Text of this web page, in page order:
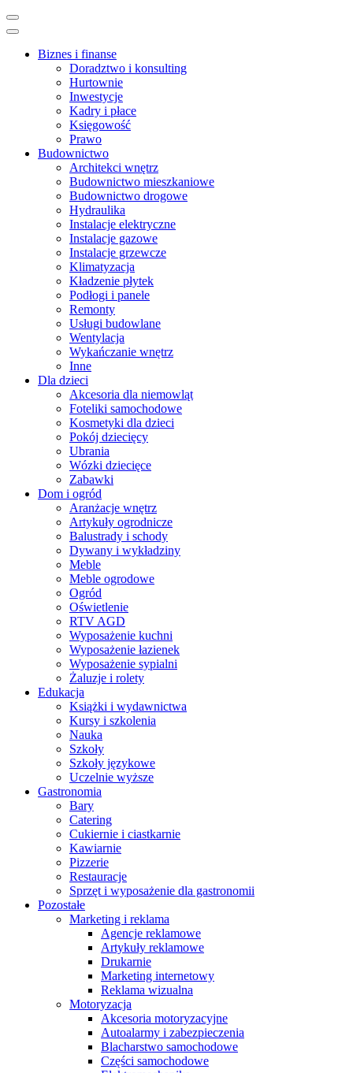
Skip
to
(Press
Biznes i finanse
Doradztwo i konsulting
Hurtownie
Inwestycje
Kadry i płace
Księgowość
Prawo
Budownictwo
Architekci wnętrz
Budownictwo mieszkaniowe
Budownictwo drogowe
Hydraulika
Instalacje elektryczne
Instalacje gazowe
Instalacje grzewcze
Klimatyzacja
Kładzenie płytek
Podłogi i panele
Remonty
Usługi budowlane
Wentylacja
Wykańczanie wnętrz
Inne
Dla dzieci
Akcesoria dla niemowląt
Foteliki samochodowe
Kosmetyki dla dzieci
Pokój dziecięcy
Ubrania
Wózki dziecięce
Zabawki
Dom i ogród
Aranżacje wnętrz
Artykuły ogrodnicze
Balustrady i schody
Dywany i wykładziny
Meble
Meble ogrodowe
Ogród
Oświetlenie
RTV AGD
Wyposażenie kuchni
Wyposażenie łazienek
Wyposażenie sypialni
Żaluzje i rolety
Edukacja
Książki i wydawnictwa
Kursy i szkolenia
Nauka
Szkoły
Szkoły językowe
Uczelnie wyższe
Gastronomia
Bary
Catering
Cukiernie i ciastkarnie
Kawiarnie
Pizzerie
Restauracje
Sprzęt i wyposażenie dla gastronomii
Pozostałe
Marketing i reklama
Agencje reklamowe
Artykuły reklamowe
Drukarnie
Marketing internetowy
Reklama wizualna
Motoryzacja
Akcesoria motoryzacyjne
Autoalarmy i zabezpieczenia
Blacharstwo samochodowe
Części samochodowe